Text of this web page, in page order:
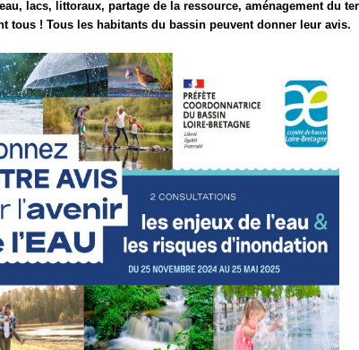
lacs, littoraux, partage de la ressource, aménagement du
tous ! Tous les habitants du bassin peuvent donner leur avis.